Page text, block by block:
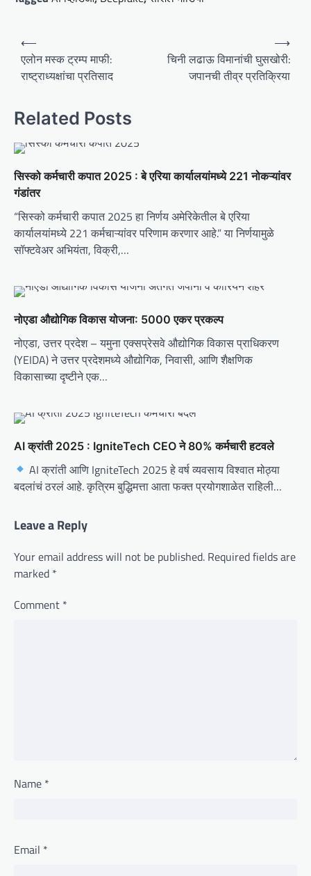
o
n
a
v
i
g
a
t
o
n
⟵
एलोन मस्क ट्रम्प माफी:
राष्ट्राध्यक्षांचा प्रतिसाद
चिनी लढाऊ विमानांची घुसखोरी:
जपानची तीव्र प्रतिक्रिया
⟶
Related Posts
सिस्को कर्मचारी कपात 2025 : बे एरिया कार्यालयांमध्ये 221 नोकऱ्यांवर
गंडांतर
“सिस्को कर्मचारी कपात 2025 हा निर्णय अमेरिकेतील बे एरिया
कार्यालयांमध्ये 221 कर्मचाऱ्यांवर परिणाम करणार आहे.” या निर्णयामुळे
सॉफ्टवेअर अभियंता, विक्री,…
नोएडा औद्योगिक विकास योजना: 5000 एकर प्रकल्प
नोएडा, उत्तर प्रदेश – यमुना एक्सप्रेसवे औद्योगिक विकास प्राधिकरण
(YEIDA) ने उत्तर प्रदेशमध्ये औद्योगिक, निवासी, आणि शैक्षणिक
विकासाच्या दृष्टीने एक…
AI क्रांती 2025 : IgniteTech CEO ने 80% कर्मचारी हटवले
AI क्रांती आणि IgniteTech 2025 हे वर्ष व्यवसाय विश्वात मोठ्या
बदलांचं ठरलं आहे. कृत्रिम बुद्धिमत्ता आता फक्त प्रयोगशाळेत राहिली…
Leave a Reply
Your email address will not be published. Required fields are
marked *
Comment *
Name *
Email *